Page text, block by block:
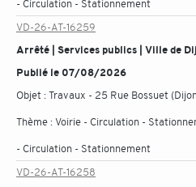
- Circulation - Stationnement
VD-26-AT-16259
Arrêté | Services publics | Ville de
Publié le 07/08/2026
Objet :Travaux - 25 Rue Bossuet
Thème :Voirie - Circulation -
- Circulation - Stationnement
VD-26-AT-16258